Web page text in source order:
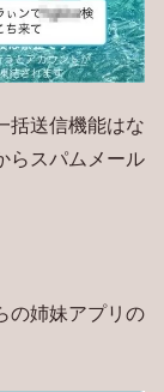
括送信機能はな
らスパムメール
の姉妹アプリの